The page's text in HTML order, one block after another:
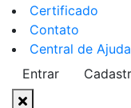
Certificado
Contato
Central de Ajuda
Entrar